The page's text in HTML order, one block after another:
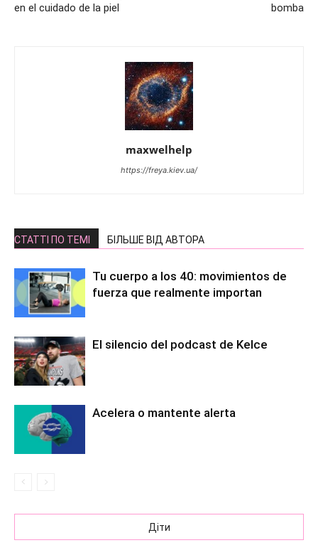
en el cuidado de la piel
bomba
maxwelhelp
https://freya.kiev.ua/
СТАТТІ ПО ТЕМІ БІЛЬШЕ ВІД АВТОРА
Tu cuerpo a los 40: movimientos de
fuerza que realmente importan
El silencio del podcast de Kelce
Acelera o mantente alerta
Діти